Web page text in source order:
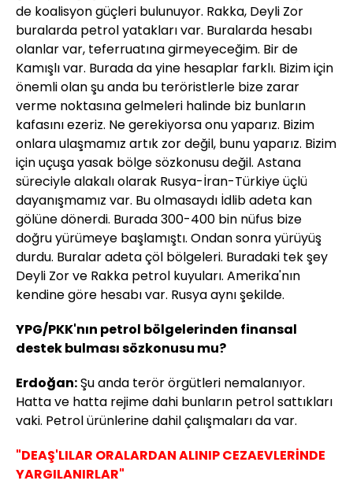
de koalisyon güçleri bulunuyor. Rakka, Deyli Zor
buralarda petrol yatakları var. Buralarda hesabı
olanlar var, teferruatına girmeyeceğim. Bir de
Kamışlı var. Burada da yine hesaplar farklı. Bizim için
önemli olan şu anda bu teröristlerle bize zarar
verme noktasına gelmeleri halinde biz bunların
kafasını ezeriz. Ne gerekiyorsa onu yaparız. Bizim
onlara ulaşmamız artık zor değil, bunu yaparız. Bizim
için uçuşa yasak bölge sözkonusu değil. Astana
süreciyle alakalı olarak Rusya-İran-Türkiye üçlü
dayanışmamız var. Bu olmasaydı İdlib adeta kan
gölüne dönerdi. Burada 300-400 bin nüfus bize
doğru yürümeye başlamıştı. Ondan sonra yürüyüş
durdu. Buralar adeta çöl bölgeleri. Buradaki tek şey
Deyli Zor ve Rakka petrol kuyuları. Amerika'nın
kendine göre hesabı var. Rusya aynı şekilde.
YPG/PKK'nın petrol bölgelerinden finansal
destek bulması sözkonusu mu?
Erdoğan:Şu anda terör örgütleri nemalanıyor.
Hatta ve hatta rejime dahi bunların petrol sattıkları
vaki. Petrol ürünlerine dahil çalışmaları da var.
"DEAŞ'LILAR ORALARDAN ALINIP CEZAEVLERİNDE
YARGILANIRLAR"